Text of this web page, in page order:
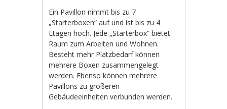
Ein Pavillon nimmt bis zu 7
„Starterboxen“ auf und ist bis zu 4
Etagen hoch. Jede „Starterbox“ bietet
Raum zum Arbeiten und Wohnen.
Besteht mehr Platzbedarf können
mehrere Boxen zusammengelegt
werden. Ebenso können mehrere
Pavillons zu größeren
Gebäudeeinheiten verbunden werden.